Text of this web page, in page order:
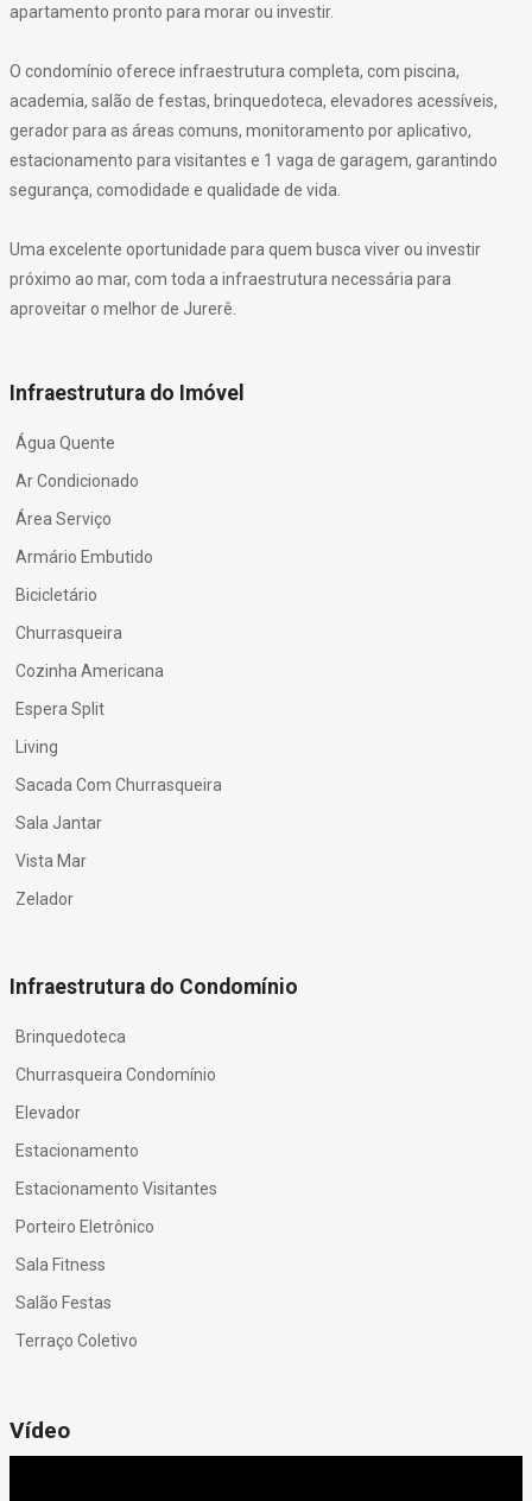
apartamento pronto para morar ou investir.
O condomínio oferece infraestrutura completa, com piscina,
academia, salão de festas, brinquedoteca, elevadores acessíveis,
gerador para as áreas comuns, monitoramento por aplicativo,
estacionamento para visitantes e 1 vaga de garagem, garantindo
segurança, comodidade e qualidade de vida.
Uma excelente oportunidade para quem busca viver ou investir
próximo ao mar, com toda a infraestrutura necessária para
aproveitar o melhor de Jurerê.
Infraestrutura do Imóvel
Água Quente
Ar Condicionado
Área Serviço
Armário Embutido
Bicicletário
Churrasqueira
Cozinha Americana
Espera Split
Living
Sacada Com Churrasqueira
Sala Jantar
Vista Mar
Zelador
Infraestrutura do Condomínio
Brinquedoteca
Churrasqueira Condomínio
Elevador
Estacionamento
Estacionamento Visitantes
Porteiro Eletrônico
Sala Fitness
Salão Festas
Terraço Coletivo
Vídeo